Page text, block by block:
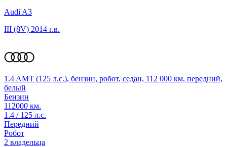
Audi A3
III (8V) 2014 г.в.
1.4 AMT (125 л.с.), бензин, робот, седан, 112 000 км, передний,
белый
Бензин
112000 км.
1.4 / 125 л.с.
Передний
Робот
2 владельца